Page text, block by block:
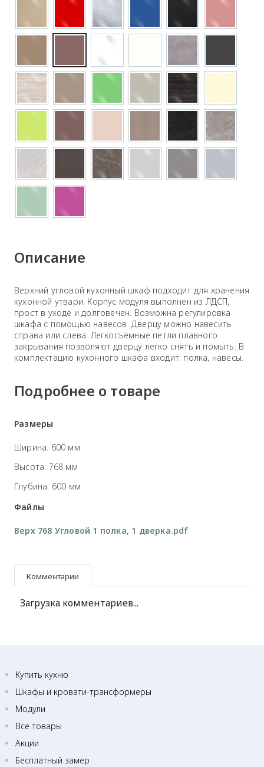
Описание
Верхний угловой кухонный шкаф подходит для хранения
кухонной утвари. Корпус модуля выполнен из ЛДСП,
прост в уходе и долговечен. Возможна регулировка
шкафа с помощью навесов. Дверцу можно навесить
справа или слева. Легкосъёмные петли плавного
закрывания позволяют дверцу легко снять и помыть. В
комплектацию кухонного шкафа входит: полка, навесы.
Подробнее о товаре
Размеры
Ширина: 600 мм
Высота: 768 мм
Глубина: 600 мм
Файлы
Верх 768 Угловой 1 полка, 1 дверка.pdf
Комментарии
Загрузка комментариев...
Купить кухню
Шкафы и кровати-трансформеры
Модули
Все товары
Акции
Бесплатный замер